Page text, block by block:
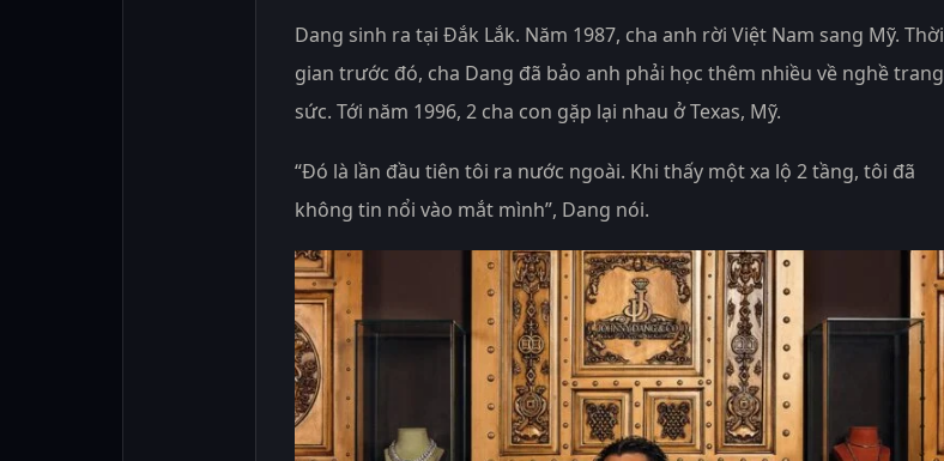
Dang sinh ra tại Đắk Lắk. Năm 1987, cha anh rời Việt Nam sang Mỹ. Thời
gian trước đó, cha Dang đã bảo anh phải học thêm nhiều về nghề trang
sức. Tới năm 1996, 2 cha con gặp lại nhau ở Texas, Mỹ.
“Đó là lần đầu tiên tôi ra nước ngoài. Khi thấy một xa lộ 2 tầng, tôi đã
không tin nổi vào mắt mình”, Dang nói.